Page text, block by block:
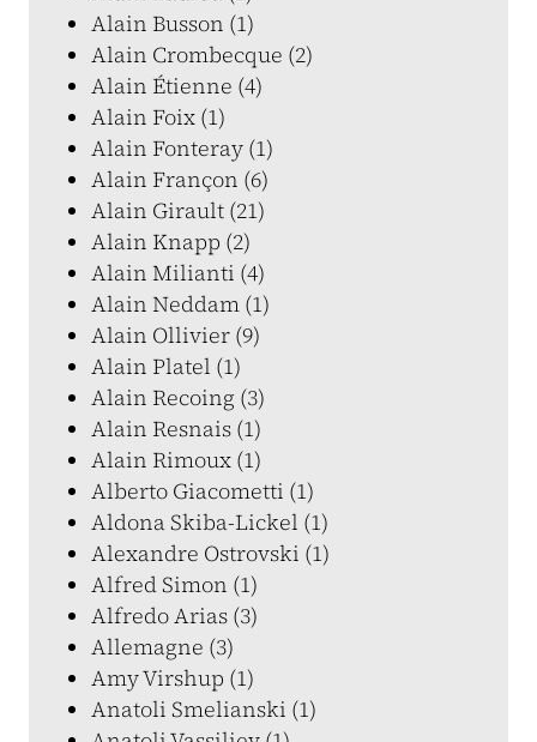
Alain Busson (1)
Alain Crombecque (2)
Alain Étienne (4)
Alain Foix (1)
Alain Fonteray (1)
Alain Françon (6)
Alain Girault (21)
Alain Knapp (2)
Alain Milianti (4)
Alain Neddam (1)
Alain Ollivier (9)
Alain Platel (1)
Alain Recoing (3)
Alain Resnais (1)
Alain Rimoux (1)
Alberto Giacometti (1)
Aldona Skiba-Lickel (1)
Alexandre Ostrovski (1)
Alfred Simon (1)
Alfredo Arias (3)
Allemagne (3)
Amy Virshup (1)
Anatoli Smelianski (1)